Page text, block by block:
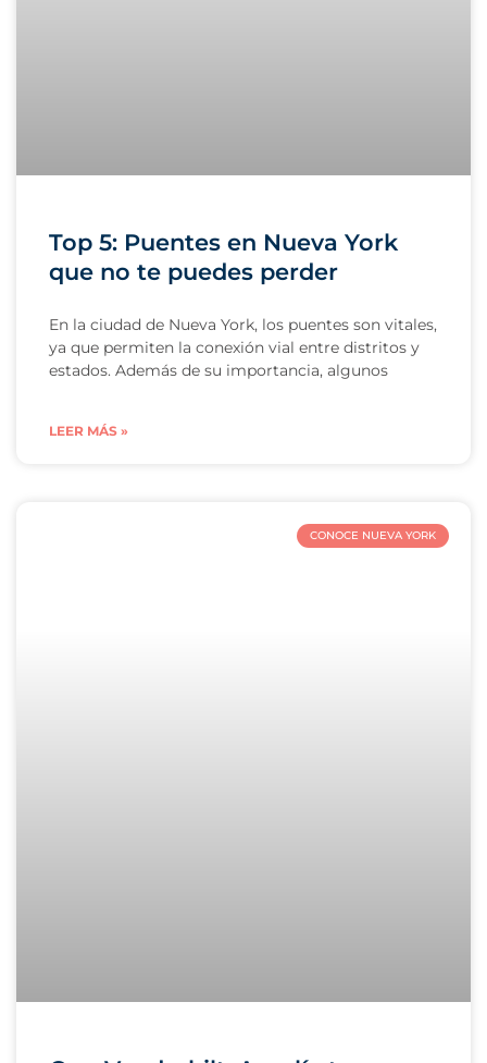
Top 5: Puentes en Nueva York
que no te puedes perder
En la ciudad de Nueva York, los puentes son vitales,
ya que permiten la conexión vial entre distritos y
estados. Además de su importancia, algunos
LEER MÁS »
CONOCE NUEVA YORK